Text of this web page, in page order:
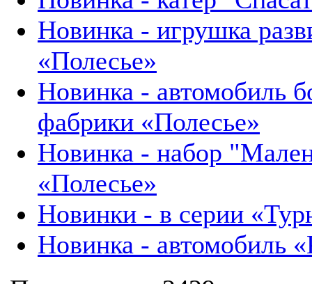
Новинка - игрушка
«Полесье»
Новинка - автомобиль
фабрики «Полесье»
Новинка - набор
«Полесье»
Новинки - в серии
Новинка - автомобиль